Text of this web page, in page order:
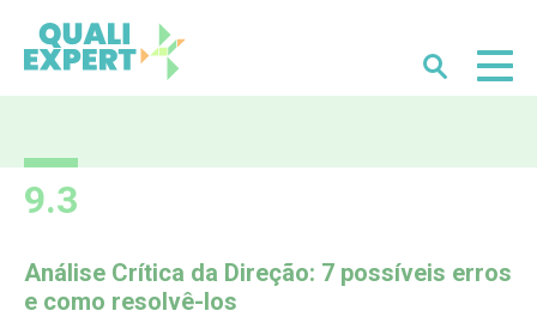
Qualiexpert
Buscar
9.3
Análise Crítica da Direção: 7 possíveis erros
e como resolvê-los